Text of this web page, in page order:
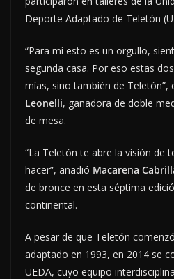
Deporte Adaptado de Teletón
“Para mí esto es un orgullo,
segunda casa. Por eso estas
mías, sino también de Teletón”,
Leonelli, ganadora de doble
de mesa.
“La Teletón te abre la visión de
hacer”, añadió Macarena
de bronce en esta séptima
continental.
A pesar de que Teletón
adaptado en 1993, en 2014 se
UEDA, cuyo equipo